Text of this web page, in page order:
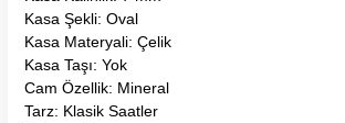
Kasa Şekli: Oval
Kasa Materyali: Çelik
Kasa Taşı: Yok
Cam Özellik: Mineral
Tarz: Klasik Saatler